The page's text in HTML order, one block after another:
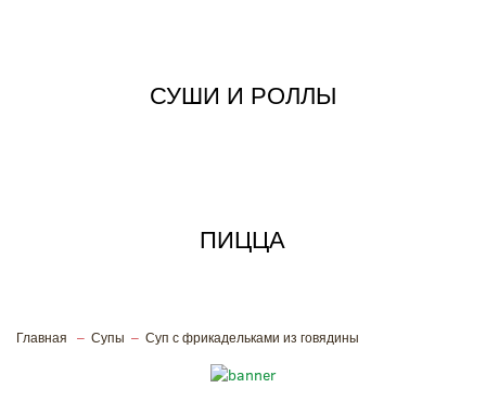
СУШИ И РОЛЛЫ
ПИЦЦА
Главная Супы Суп с фрикадельками из говядины
Вкусные супы с доставкой на дом